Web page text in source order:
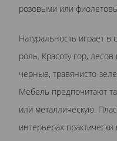
розовыми или
Натуральность играет
роль. Красоту гор,
черные, травянисто-
Мебель предпочитают
или металлическую.
интерьерах практически